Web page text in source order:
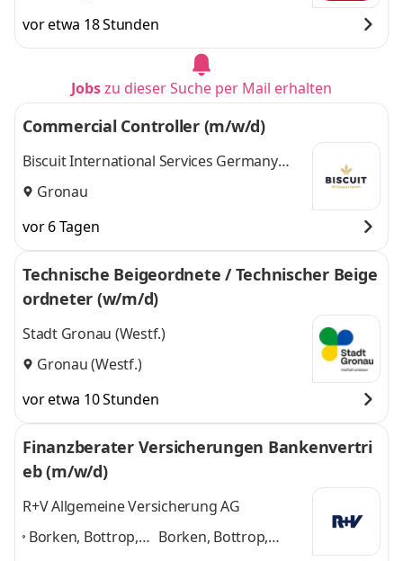
vor etwa 18 Stunden
Jobszu dieser Suche per Mail erhalten
Commercial Controller (m/w/d)
Biscuit International Services Germany
GmbH & Co. KG
Gronau
vor 6 Tagen
Technische Beigeordnete / Technischer Beige
ordneter (w/m/d)
Stadt Gronau (Westf.)
Gronau (Westf.)
vor etwa 10 Stunden
Finanzberater Versicherungen Bankenvertri
eb (m/w/d)
R+V Allgemeine Versicherung AG
Borken, Bottrop,
Borken, Bottrop,